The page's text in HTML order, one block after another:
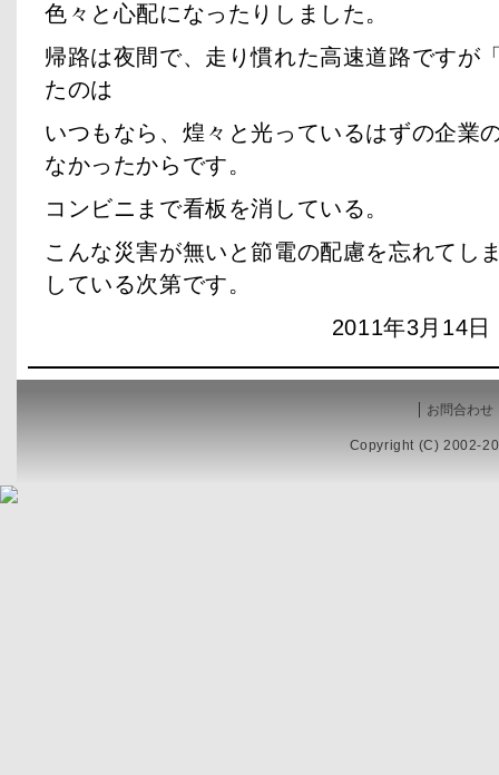
色々と心配になったりしました。
帰路は夜間で、走り慣れた高速道路ですが
たのは
いつもなら、煌々と光っているはずの企業
なかったからです。
コンビニまで看板を消している。
こんな災害が無いと節電の配慮を忘れてし
している次第です。
2011年3月14
お問合わせ
Copyright (C) 2002-